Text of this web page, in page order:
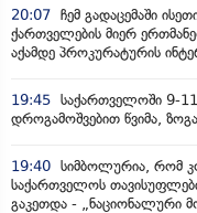
20:07 ჩემ გადაცემაში
ქართველების მიერ
აქამდე პროკურატურის
19:45 საქართველოში 9-
დროგამოშვებით წვიმა,
19:40 სიმბოლურია, რომ
საქართველოს
გაკეთდა - „ნაციონალური